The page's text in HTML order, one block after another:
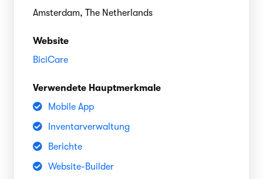
Amsterdam, The Netherlands
Website
BiciCare
Verwendete Hauptmerkmale
Mobile App
Inventarverwaltung
Berichte
Website-Builder